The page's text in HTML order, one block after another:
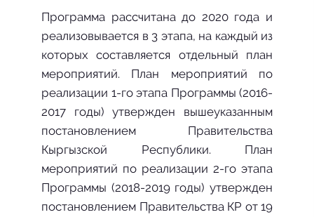
Программа рассчитана до 2020 года и
реализовывается в 3 этапа, на каждый из
которых составляется отдельный план
мероприятий. План мероприятий по
реализации 1-го этапа Программы (2016-
2017 годы) утвержден вышеуказанным
постановлением Правительства
Кыргызской Республики. План
мероприятий по реализации 2-го этапа
Программы (2018-2019 годы) утвержден
постановлением Правительства КР от 19